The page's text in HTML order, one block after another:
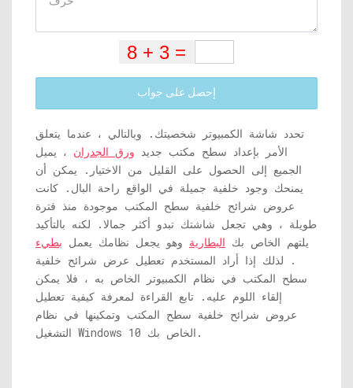
إحصل على جواب
تحدد شاشة الكمبيوتر شخصيتك. وبالتالي ، عندما يتعلق
الأمر بإعداد سطح مكتب جديد ورق الجدران ، يميل
الجميع إلى الحصول على القليل من الاختيار. يمكن أن
يمنحك وجود خلفية جميلة في الواقع راحة البال. كانت
عروض شرائح خلفية سطح المكتب موجودة منذ فترة
طويلة ، وهي تجعل شاشتك تبدو أكثر جمالا. لكنه بالتأكيد
يلتهم الخاص بك البطارية وهو يجعل نظامك يعمل بطيء
. لذلك إذا أراد المستخدم تعطيل عرض شرائح خلفية
سطح المكتب في نظام الكمبيوتر الخاص به ، فلا يمكن
إلقاء اللوم عليه. تابع القراءة لمعرفة كيفية تعطيل
عروض شرائح خلفية سطح المكتب وتمكينها في نظام
التشغيل Windows 10 الخاص بك.